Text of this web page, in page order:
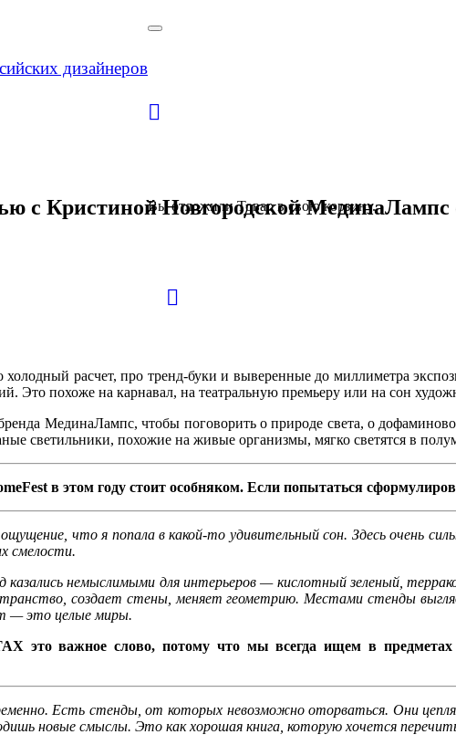
дизайнеров
Вы отложилиТоварв свою корзину.
с Кристиной Новгородской МединаЛампс
расчет, про тренд-буки и выверенные до миллиметра
Это похоже на карнавал, на театральную премьеру или на сон
МединаЛампс, чтобы поговорить о природе света, о
светильники, похожие на живые организмы, мягко светятся в
в этом году стоит особняком. Если попытаться
что я попала в какой-то удивительный сон. Здесь очень
смелости.
немыслимыми для интерьеров — кислотный зеленый,
создает стены, меняет геометрию. Местами стенды
— это целые миры.
важное слово, потому что мы всегда ищем в предметах
Есть стенды, от которых невозможно оторваться. Они
новые смыслы. Это как хорошая книга, которую хочется